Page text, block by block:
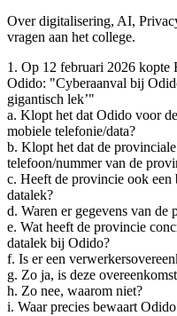
Over digitalisering, AI,
vragen aan het college.
1. Op 12 februari 2026 kopte
Odido: "Cyberaanval bij
gigantisch lek’"
a. Klopt het dat Odido voor
mobiele telefonie/data?
b. Klopt het dat de
telefoon/nummer van de
c. Heeft de provincie ook
datalek?
d. Waren er gegevens van
e. Wat heeft de provincie
datalek bij Odido?
f. Is er een
g. Zo ja, is deze
h. Zo nee, waarom niet?
i. Waar precies bewaart